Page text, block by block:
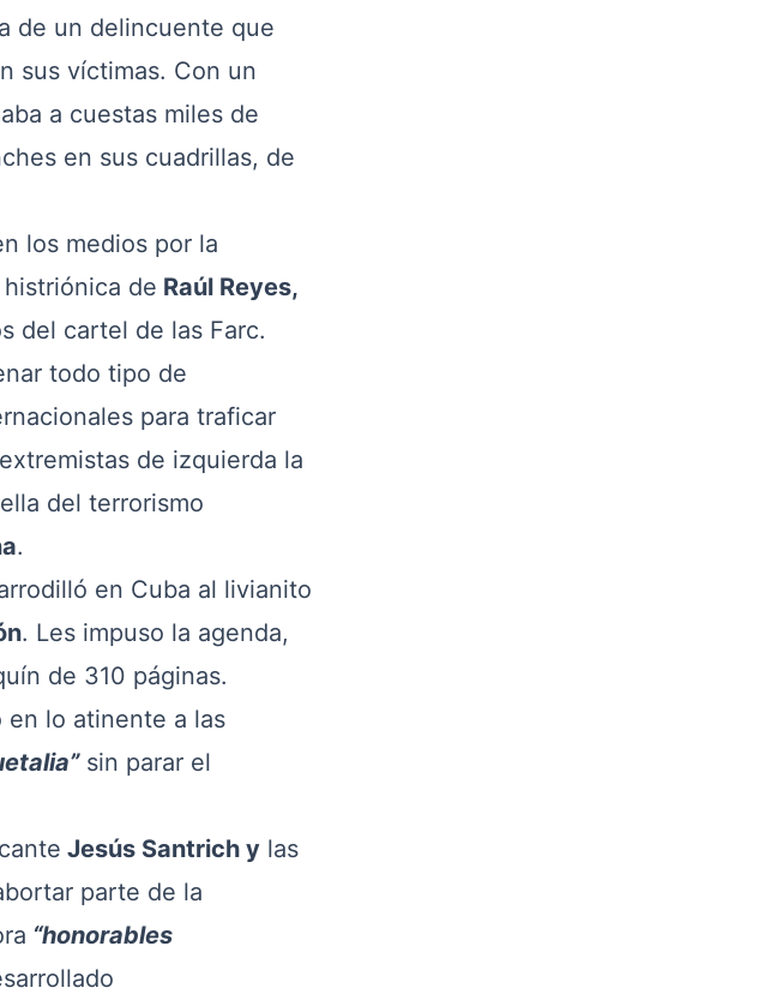
un delincuente que
sus víctimas. Con un
a cuestas miles de
en sus cuadrillas, de
los medios por la
de Raúl Reyes,
del cartel de las Farc.
todo tipo de
para traficar
de izquierda la
del terrorismo
.
en Cuba al livianito
. Les impuso la agenda,
de 310 páginas.
lo atinente a las
sin parar el
Jesús Santrich ylas
parte de la
“honorables